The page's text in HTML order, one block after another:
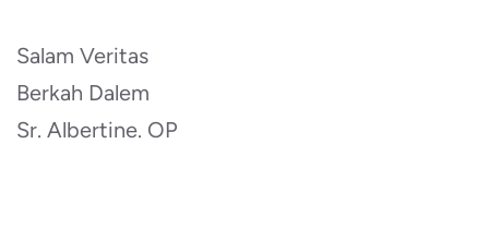
Salam Veritas
Berkah Dalem
Sr. Albertine. OP